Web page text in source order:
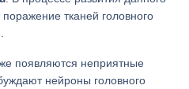
тканей головного
появляются неприятные
нейроны головного